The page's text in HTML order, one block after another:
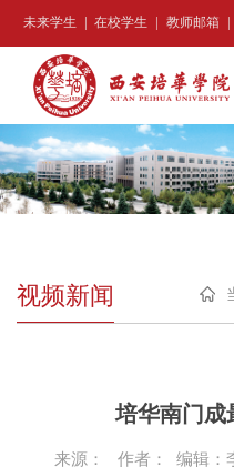
未来学生 | 在校学生 | 教师邮箱 |
视频新闻
培华南门成
来源： 作者： 编辑：